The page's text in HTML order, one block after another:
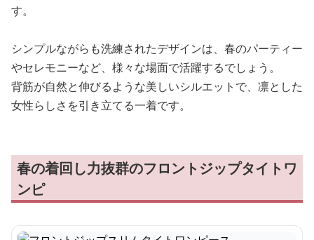
す。
シンプルながらも洗練されたデザインは、春のパーティー
やセレモニーなど、様々な場面で活躍するでしょう。
背筋が自然と伸びるような美しいシルエットで、凛とした
女性らしさを引き立てる一着です。
春の着回し力抜群のフロントジップタイトワ
ンピ